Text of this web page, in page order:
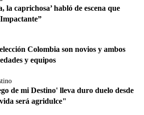
la caprichosa’ habló de escena que
Colombia son novios y ambos
y equipos
de mi Destino' lleva duro duelo desde
será agridulce"